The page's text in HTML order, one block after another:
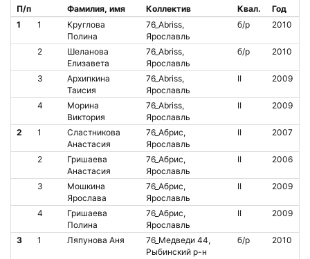
П/п Фамилия, имя Коллектив Квал.
Год
1
1
Круглова
Полина
76_Abriss,
Ярославль
б/р 2010
2
Шеланова
Елизавета
76_Abriss,
Ярославль
б/р 2010
3
Архипкина
Таисия
76_Abriss,
Ярославль
II 2009
4
Морина
Виктория
76_Abriss,
Ярославль
II 2009
2 1
Сластникова
Анастасия
76_Абрис,
Ярославль
II 2007
2
Гришаева
Анастасия
76_Абрис,
Ярославль
II 2006
3
Мошкина
Ярослава
76_Абрис,
Ярославль
II 2009
4
Гришаева
Полина
76_Абрис,
Ярославль
II 2009
3 1 Ляпунова Аня
76_Медведи 44,
Рыбинский р-н
б/р 2010